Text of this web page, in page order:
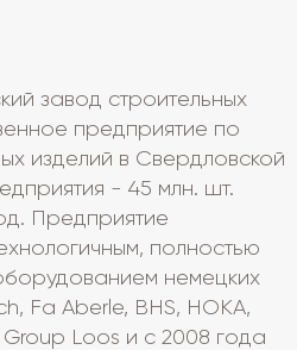
завод строительных
предприятие по
изделий в Свердловской
- 45 млн. шт.
Предприятие
полностью
немецких
Fa Aberle, ВHS, HOKA,
Loos и с 2008 года